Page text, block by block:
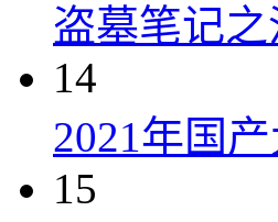
盗墓笔记之
14
2021年国
15